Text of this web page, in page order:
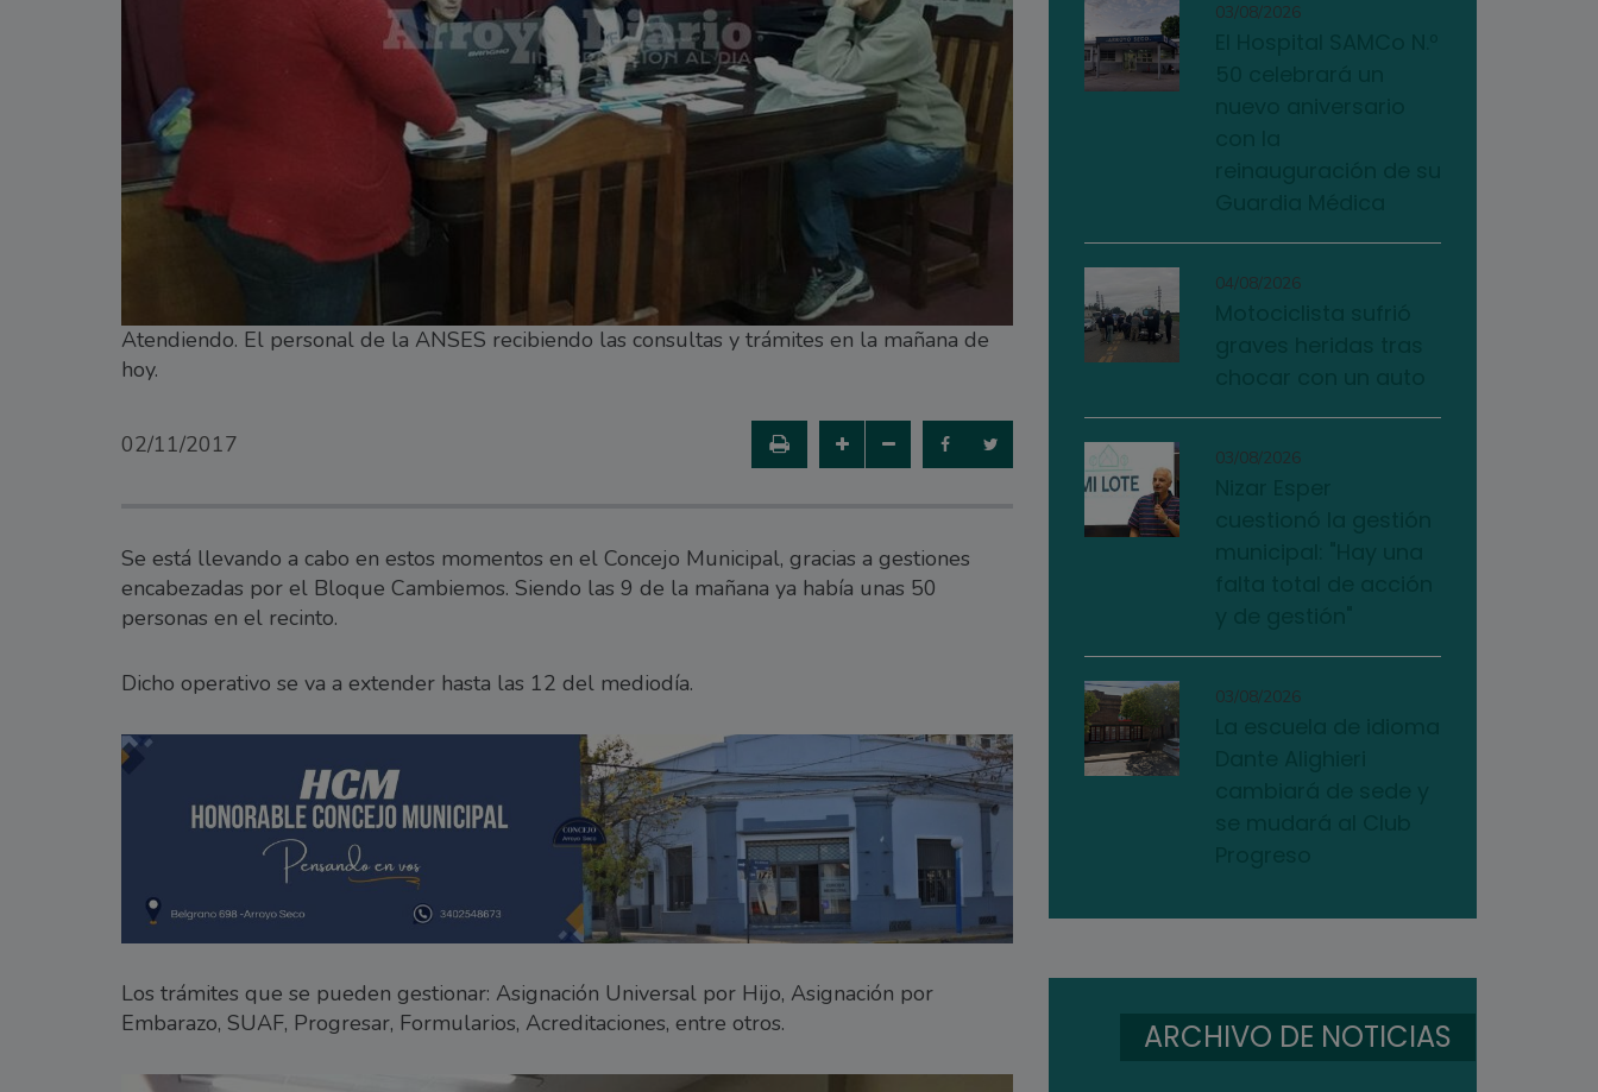
Atendiendo. El personal de la ANSES recibiendo las consultas y trámites en la mañana de
hoy.
02/11/2017
Se está llevando a cabo en estos momentos en el Concejo Municipal, gracias a gestiones
encabezadas por el Bloque Cambiemos. Siendo las 9 de la mañana ya había unas 50
personas en el recinto.
Dicho operativo se va a extender hasta las 12 del mediodía.
Los trámites que se pueden gestionar: Asignación Universal por Hijo, Asignación por
Embarazo, SUAF, Progresar, Formularios, Acreditaciones, entre otros.
03/08/2026
04/08/2026
03/08/2026
03/08/2026
ARCHIVO DE NOTICIAS